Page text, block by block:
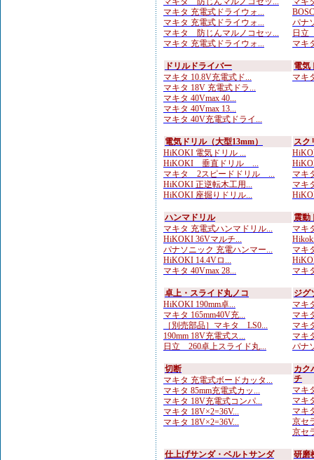
マキタ 充電式ドライウォ...
マキタ 充電式ドライウォ...
マキタ 防じんマルノコセッ...
マキタ 充電式ドライウォ...
パナ
日立
マキ
ドリルドライバー
マキタ 10.8V充電式ド...
マキタ 18V 充電式ドラ...
マキタ 40Vmax 40...
マキタ 40Vmax 13...
マキタ 40V充電式ドライ...
電気
マキ
電気ドリル（大型13mm）
HiKOKI 電気ドリル ...
HiKOKI 垂直ドリル ...
マキタ 2スピードドリル ...
HiKOKI 正逆転木工用...
HiKOKI 座掘りドリル...
スク
マキ
マキ
ハンマドリル
マキタ 充電式ハンマドリル...
HiKOKI 36Vマルチ...
パナソニック 充電ハンマー...
HiKOKI 14.4Vロ...
マキタ 40Vmax 28...
震動
マキ
マキ
マキ
卓上・スライド丸ノコ
HiKOKI 190mm卓...
マキタ 165mm40V充...
［別売部品］マキタ LS0...
190mm 18V充電式ス...
日立 260卓上スライド丸...
ジグ
マキ
マキ
マキ
マキ
パナ
切断
マキタ 充電式ボードカッタ...
マキタ 85mm充電式カッ...
マキタ 18V充電式コンパ...
マキタ 18V×2=36V...
マキタ 18V×2=36V...
カク
チ
マキ
マキ
マキ
京セ
京セ
仕上げサンダ・ベルトサンダ
研磨